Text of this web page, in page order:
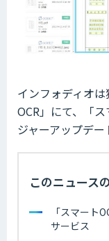
インフォディオ
OCR」にて、「
ジャーアップデー
このニュース
「スマート
サービス